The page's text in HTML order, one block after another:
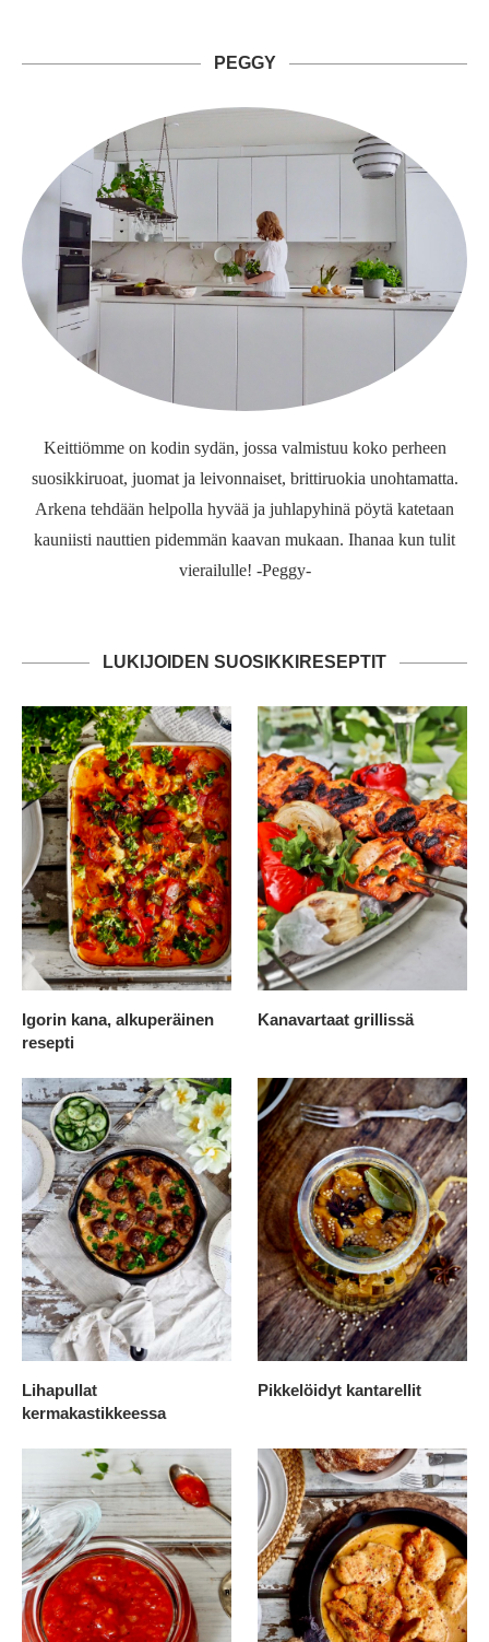
PEGGY
Keittiömme on kodin sydän, jossa valmistuu koko perheen
suosikkiruoat, juomat ja leivonnaiset, brittiruokia unohtamatta.
Arkena tehdään helpolla hyvää ja juhlapyhinä pöytä katetaan
kauniisti nauttien pidemmän kaavan mukaan. Ihanaa kun tulit
vierailulle! -Peggy-
LUKIJOIDEN SUOSIKKIRESEPTIT
Igorin kana, alkuperäinen
resepti
Kanavartaat grillissä
Lihapullat
kermakastikkeessa
Pikkelöidyt kantarellit